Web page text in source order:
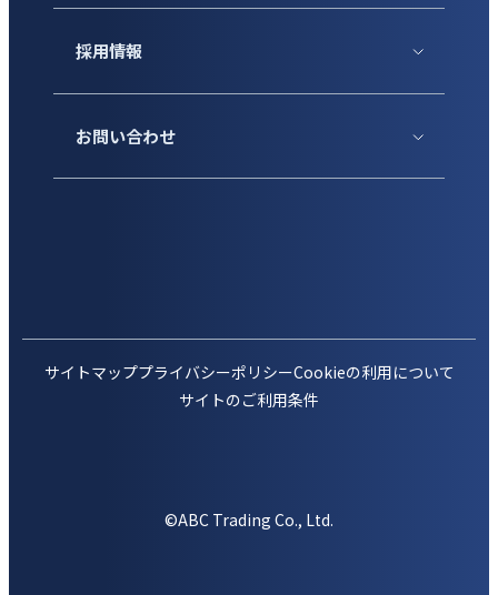
採用情報
お問い合わせ
サイトマッププライバシーポリシーCookieの利用について
サイトのご利用条件
©ABC Trading Co., Ltd.